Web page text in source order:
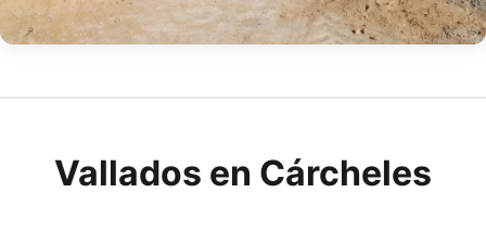
Vallados en Cárcheles